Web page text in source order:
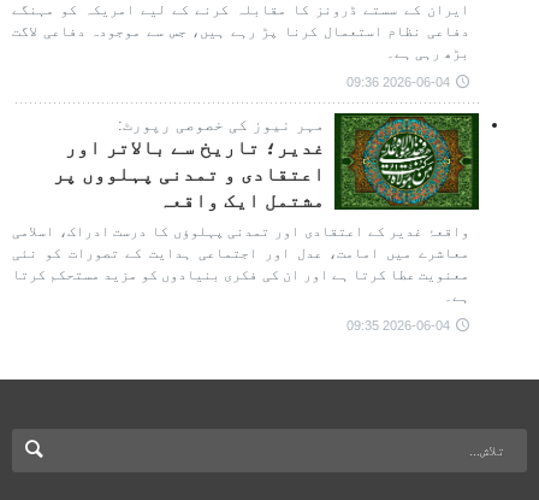
ایران کے سستے ڈرونز کا مقابلہ کرنے کے لیے امریکہ کو مہنگے
دفاعی نظام استعمال کرنا پڑ رہے ہیں، جس سے موجودہ دفاعی لاگت
بڑھ رہی ہے۔
2026-06-04 09:36
مہر نیوز کی خصوصی رپورٹ:
غدیر؛ تاریخ سے بالاتر اور
اعتقادی و تمدنی پہلووں پر
مشتمل ایک واقعہ
واقعۂ غدیر کے اعتقادی اور تمدنی پہلوؤں کا درست ادراک، اسلامی
معاشرے میں امامت، عدل اور اجتماعی ہدایت کے تصورات کو نئی
معنویت عطا کرتا ہے اور ان کی فکری بنیادوں کو مزید مستحکم کرتا
ہے۔
2026-06-04 09:35